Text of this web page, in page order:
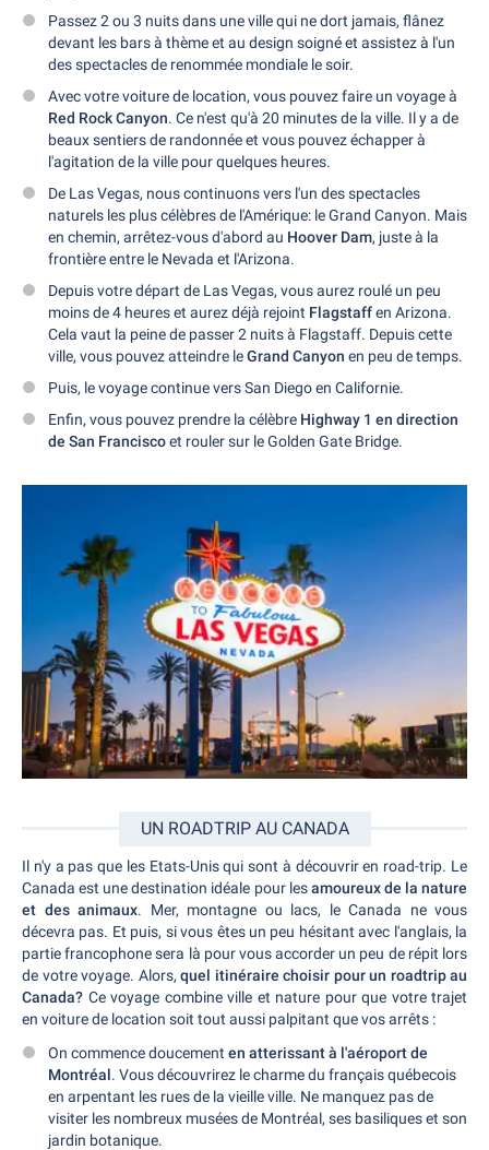
Passez 2 ou 3 nuits dans une ville qui ne dort jamais, flânez
devant les bars à thème et au design soigné et assistez à l'un
des spectacles de renommée mondiale le soir.
Avec votre voiture de location, vous pouvez faire un voyage à
Red Rock Canyon. Ce n'est qu'à 20 minutes de la ville. Il y a de
beaux sentiers de randonnée et vous pouvez échapper à
l'agitation de la ville pour quelques heures.
De Las Vegas, nous continuons vers l'un des spectacles
naturels les plus célèbres de l'Amérique: le Grand Canyon. Mais
en chemin, arrêtez-vous d'abord au Hoover Dam, juste à la
frontière entre le Nevada et l'Arizona.
Depuis votre départ de Las Vegas, vous aurez roulé un peu
moins de 4 heures et aurez déjà rejoint Flagstaffen Arizona.
Cela vaut la peine de passer 2 nuits à Flagstaff. Depuis cette
ville, vous pouvez atteindre leGrand Canyon en peu de temps.
Puis, le voyage continue vers San Diego en Californie.
Enfin, vous pouvez prendre la célèbre Highway 1 en direction
de San Franciscoet rouler sur le Golden Gate Bridge.
UN ROADTRIP AU CANADA
Il n'y a pas que les Etats-Unis qui sont à découvrir en road-trip. Le
Canada est une destination idéale pour lesamoureux de la nature
et des animaux. Mer, montagne ou lacs, le Canada ne vous
décevra pas. Et puis, si vous êtes un peu hésitant avec l'anglais, la
partie francophone sera là pour vous accorder un peu de répit lors
de votre voyage. Alors, quel itinéraire choisir pour un roadtrip au
Canada? Ce voyage combine ville et nature pour que votre trajet
en voiture de location soit tout aussi palpitant que vos arrêts :
On commence doucement en atterissant à l'aéroport de
Montréal. Vous découvrirez le charme du français québecois
en arpentant les rues de la vieille ville. Ne manquez pas de
visiter les nombreux musées de Montréal, ses basiliques et son
jardin botanique.